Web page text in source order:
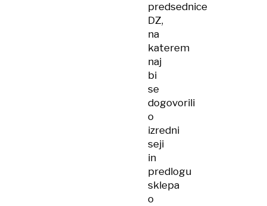
predsednice
DZ,
na
katerem
naj
bi
se
dogovorili
o
izredni
seji
in
predlogu
sklepa
o